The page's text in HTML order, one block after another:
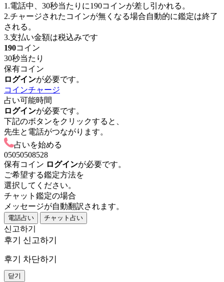
1.電話中、30秒当たりに190コインが差し引かれる。
2.チャージされたコインが無くなる場合自動的に鑑定は終了
される。
3.支払い金額は税込みです
190コイン
30秒当たり
保有コイン
ログインが必要です。
コインチャージ
占い可能時間
ログインが必要です。
下記のボタンをクリックすると、
先生と電話がつながります。
占いを始める
05050508528
保有コイン ログインが必要です。
ご希望する鑑定方法を
選択してください。
チャット鑑定の場合
メッセージが自動翻訳されます。
電話占い チャット占い
신고하기
후기 신고하기
후기 차단하기
닫기